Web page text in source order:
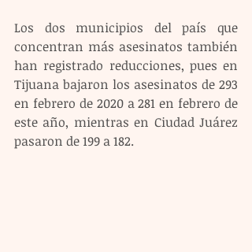
Los dos municipios del país que
concentran más asesinatos también
han registrado reducciones, pues en
Tijuana bajaron los asesinatos de 293
en febrero de 2020 a 281 en febrero de
este año, mientras en Ciudad Juárez
pasaron de 199 a 182.